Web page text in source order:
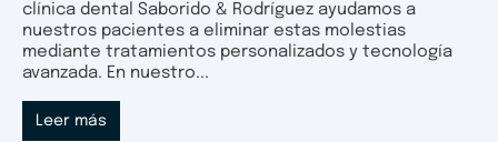
clínica dental Saborido & Rodríguez ayudamos a
nuestros pacientes a eliminar estas molestias
mediante tratamientos personalizados y tecnología
avanzada. En nuestro...
Leer más